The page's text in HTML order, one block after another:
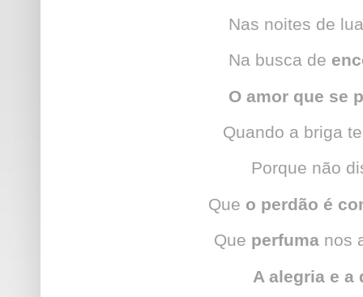
Nas noites de
Na busca de
O amor que se
Quando a briga
Porque não
Que o perdão é
Que perfuma nos
A alegria e a